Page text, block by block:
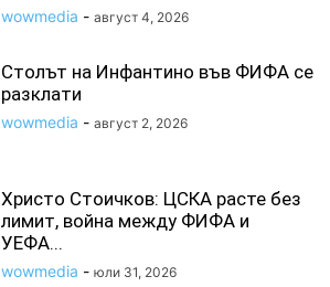
wowmedia - август 4, 2026
Столът на Инфантино във ФИФА се
разклати
wowmedia - август 2, 2026
Христо Стоичков: ЦСКА расте без
лимит, война между ФИФА и
УЕФА...
wowmedia - юли 31, 2026